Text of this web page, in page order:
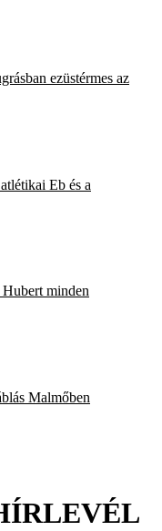
ezüstérmes az
Eb és a
minden
Malmőben